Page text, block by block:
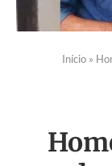
Início »